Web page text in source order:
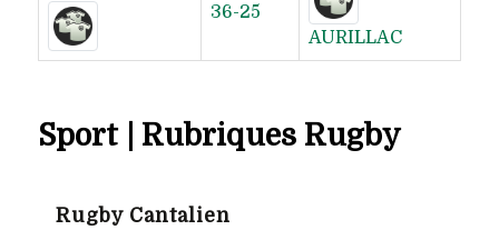
36-25
AURILLAC
Sport | Rubriques Rugby
Rugby Cantalien